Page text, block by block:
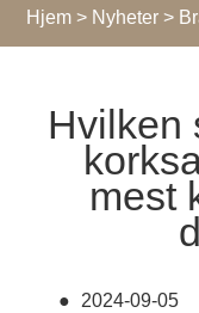
Hjem > Nyheter >
Hvilken
mest
● 2024-09-05